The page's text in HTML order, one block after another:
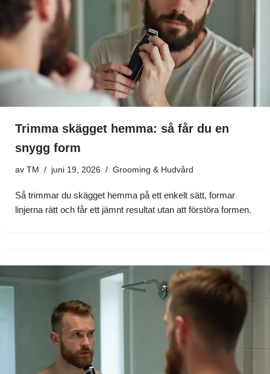
Trimma skägget hemma: så får du en
snygg form
av TM juni 19, 2026 Grooming & Hudvård
Så trimmar du skägget hemma på ett enkelt sätt, formar
linjerna rätt och får ett jämnt resultat utan att förstöra formen.